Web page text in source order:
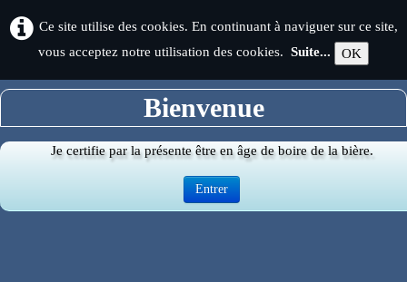
Ce site utilise des cookies. En continuant à naviguer sur ce site,
vous acceptez notre utilisation des cookies. Suite... OK
Bienvenue
Je certifie par la présente être en âge de boire de la bière.
Entrer